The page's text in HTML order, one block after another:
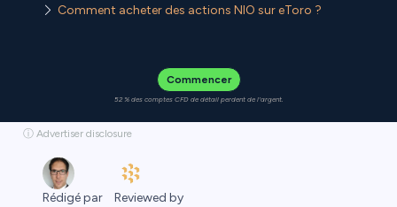
Comment acheter des actions NIO sur eToro ?
Commencer
52 % des comptes CFD de détail perdent de l'argent.
ⓘ Advertiser disclosure
Rédigé par Reviewed by